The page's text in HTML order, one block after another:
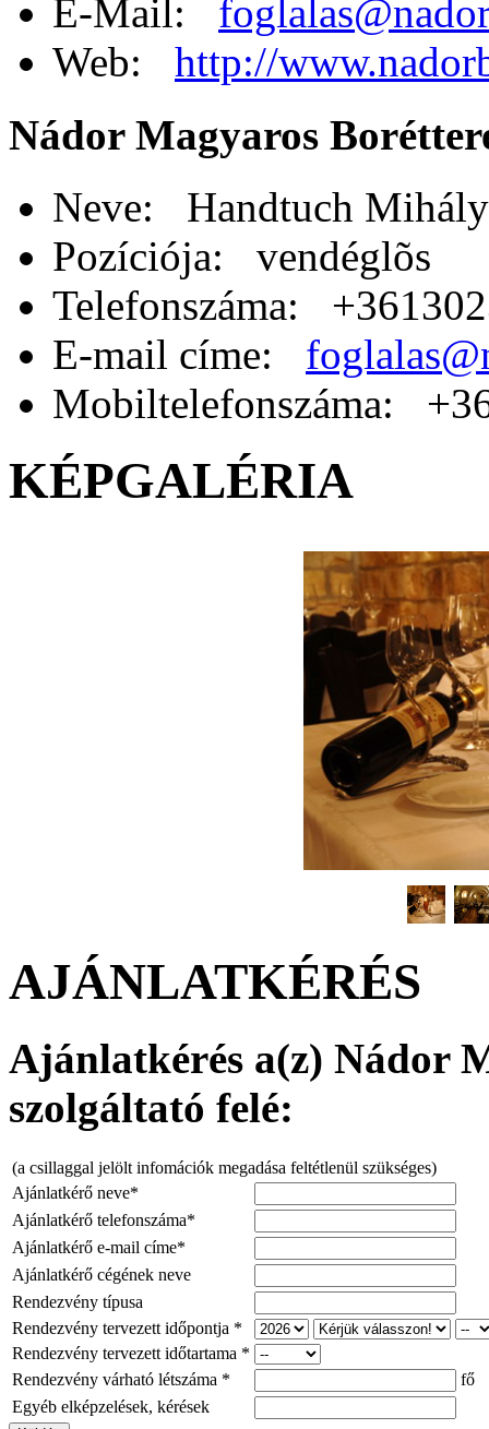
E-Mail:
Web: http://
Nádor Magyaros
Neve: Handtuch Mihály
Pozíciója: vendéglõs
Telefonszáma:
E-mail címe:
Mobiltelefonszáma:
KÉPGALÉRIA
AJÁNLATKÉRÉS
Ajánlatkérés a(z) Nádor
szolgáltató felé:
(a csillaggal jelölt infomációk megadása feltétlenül szükséges)
Ajánlatkérő neve*
Ajánlatkérő telefonszáma*
Ajánlatkérő e-mail címe*
Ajánlatkérő cégének neve
Rendezvény típusa
Rendezvény tervezett időpontja *
Rendezvény tervezett időtartama *
Rendezvény várható létszáma *
fő
Egyéb elképzelések, kérések